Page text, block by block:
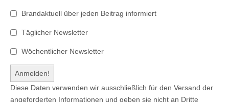
Brandaktuell über jeden Beitrag informiert
Täglicher Newsletter
Wöchentlicher Newsletter
Diese Daten verwenden wir ausschließlich für den Versand der
angeforderten Informationen und geben sie nicht an Dritte